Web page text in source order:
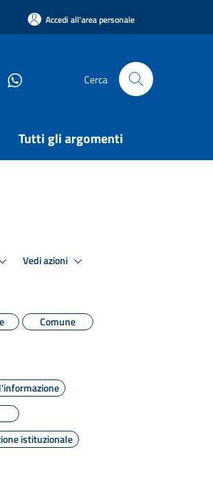
Accedi all'area personale
Cerca
Tutti gli argomenti
Vedi azioni
Comune
istituzionale